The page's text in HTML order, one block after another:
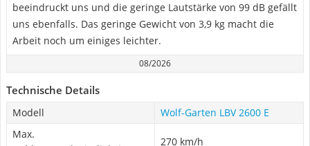
beeindruckt uns und die geringe Lautstärke von 99 dB gefällt
uns ebenfalls. Das geringe Gewicht von 3,9 kg macht die
Arbeit noch um einiges leichter.
08/2026
Technische Details
Modell
Wolf-Garten LBV 2600 E
Max.
270 km/h